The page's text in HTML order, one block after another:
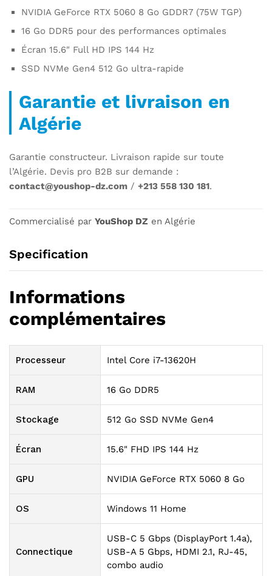
NVIDIA GeForce RTX 5060 8 Go GDDR7 (75W TGP)
16 Go DDR5 pour des performances optimales
Écran 15.6″ Full HD IPS 144 Hz
SSD NVMe Gen4 512 Go ultra-rapide
Garantie et livraison en
Algérie
Garantie constructeur. Livraison rapide sur toute
l’Algérie. Devis pro B2B sur demande :
contact@youshop-dz.com / +213 558 130 181.
Commercialisé par YouShop DZ en Algérie
Specification
Informations
complémentaires
Processeur Intel Core i7-13620H
RAM 16 Go DDR5
Stockage 512 Go SSD NVMe Gen4
Écran 15.6" FHD IPS 144 Hz
GPU NVIDIA GeForce RTX 5060 8 Go
OS Windows 11 Home
Connectique
USB-C 5 Gbps (DisplayPort 1.4a),
USB-A 5 Gbps, HDMI 2.1, RJ-45,
combo audio